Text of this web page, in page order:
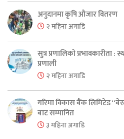
अनुदानमा कृषि औजार वितरण
२ महिना अगाडि
सुत्र प्रणालिको प्रभावकारीता :
प्रणाली
२ महिना अगाडि
गरिमा विकास बैंक लिमिटेड
बाट सम्मानित
३ महिना अगाडि